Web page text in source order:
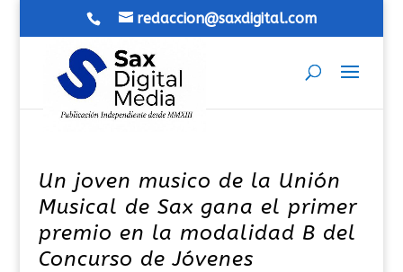
redaccion@saxdigital.com
Un joven musico de la Unión
Musical de Sax gana el primer
premio en la modalidad B del
Concurso de Jóvenes